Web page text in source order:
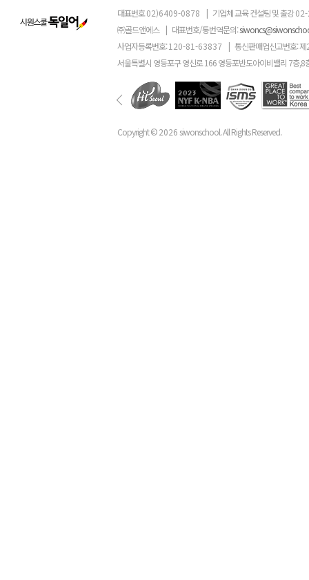
대표번호02)6409-0878 | 기업체 교육 컨설팅 및 출강
㈜골드앤에스 | 대표번호/통번역문의:
사업자등록번호:120-81-63837 | 통신판매업신고번호: 제
서울특별시 영등포구 영신로 166 영등포반도아이비밸리 7층,8
Copyright ©2026 siwonschool. All Rights Reserved.